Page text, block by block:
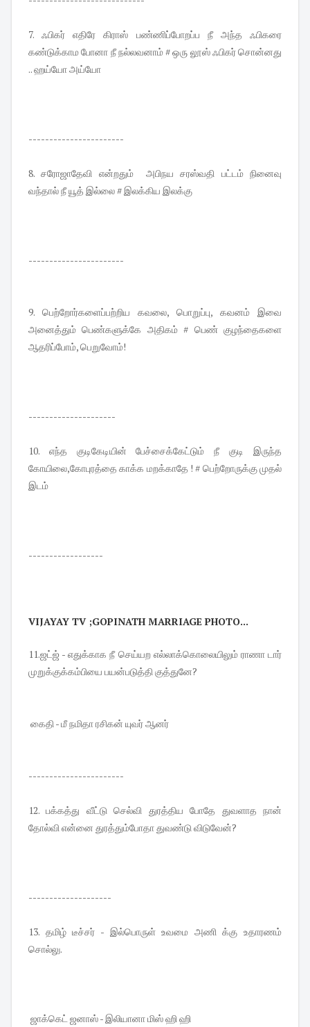
7. ஃபிகர் எதிரே கிராஸ் பண்ணிப்போறப்ப நீ அந்த ஃபிகரை
கண்டுக்காம போனா நீ நல்லவனாம் # ஒரு லூஸ் ஃபிகர் சொன்னது
.. ஹய்யோ அய்யோ
-----------------------
8. சரோஜாதேவி என்றதும் அபிநய சரஸ்வதி பட்டம் நினைவு
வந்தால் நீ யூத் இல்லை # இலக்கிய இலக்கு
-----------------------
9. பெற்றோர்களைப்பற்றிய கவலை, பொறுப்பு, கவனம் இவை
அனைத்தும் பெண்களுக்கே அதிகம் # பெண் குழந்தைகளை
ஆதரிப்போம், பெறுவோம்!
---------------------
10. எந்த குடிகேடியின் பேச்சைக்கேட்டும் நீ குடி இருந்த
கோயிலை,கோபுரத்தை காக்க மறக்காதே ! # பெற்றோருக்கு முதல்
இடம்
------------------
VIJAYAY TV ;GOPINATH MARRIAGE PHOTO...
11.ஜட்ஜ் - எதுக்காக நீ செய்யற எல்லாக்கொலையிலும் ராணா டார்
முறுக்குக்கம்பியை பயன்படுத்தி குத்துனே?
கைதி - மீ நமிதா ரசிகன் யுவர் ஆனர்
-----------------------
12. பக்கத்து வீட்டு செல்வி துரத்திய போதே துவளாத நான்
தோல்வி என்னை துரத்தும்போதா துவண்டு விடுவேன்?
--------------------
13. தமிழ் டீச்சர் - இல்பொருள் உவமை அணி க்கு உதாரணம்
சொல்லு.
ஜாக்கெட் ஜனாஸ் - இலியானா மிஸ் ஹி ஹி